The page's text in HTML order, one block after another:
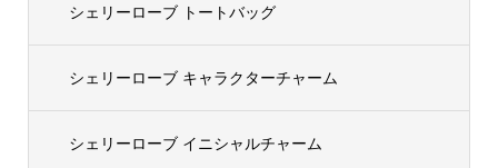
シェリーローブ トートバッグ
シェリーローブ キャラクターチャーム
シェリーローブ イニシャルチャーム